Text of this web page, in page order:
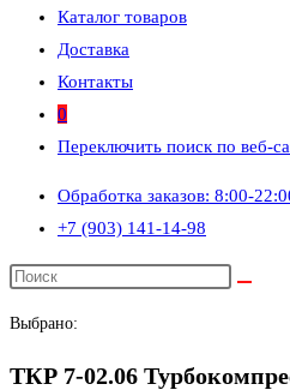
Каталог товаров
Доставка
Контакты
0
Переключить поиск по веб-
Обработка заказов: 8:00-
+7 (903) 141-14-98
Выбрано:
ТКР 7-02.06